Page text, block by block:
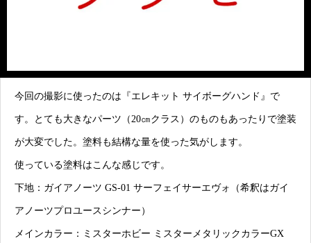
今回の撮影に使ったのは『エレキット サイボーグハンド』で
す。とても大きなパーツ（20㎝クラス）のものもあったりで塗装
が大変でした。塗料も結構な量を使った気がします。
使っている塗料はこんな感じです。
下地：ガイアノーツ GS-01 サーフェイサーエヴォ（希釈はガイ
アノーツプロユースシンナー）
メインカラー：ミスターホビー ミスターメタリックカラーGX